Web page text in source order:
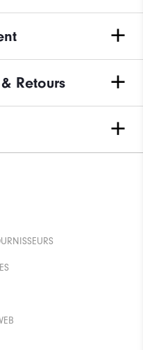
Retours